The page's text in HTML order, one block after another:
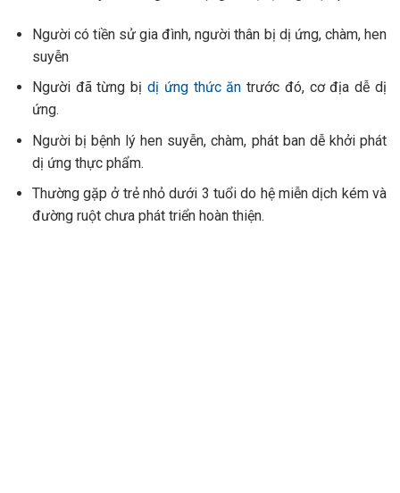
Người có tiền sử gia đình, người thân bị dị ứng, chàm, hen
suyễn
Người đã từng bị dị ứng thức ăn trước đó, cơ địa dễ dị
ứng.
Người bị bệnh lý hen suyễn, chàm, phát ban dễ khởi phát
dị ứng thực phẩm.
Thường gặp ở trẻ nhỏ dưới 3 tuổi do hệ miễn dịch kém và
đường ruột chưa phát triển hoàn thiện.